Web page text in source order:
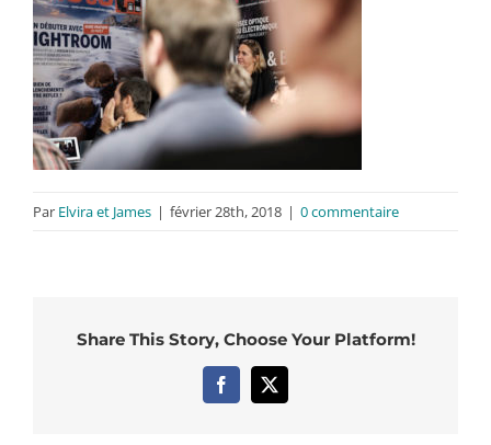
Par Elvira et James | février 28th, 2018 | 0 commentaire
Share This Story, Choose Your Platform!
Facebook
X